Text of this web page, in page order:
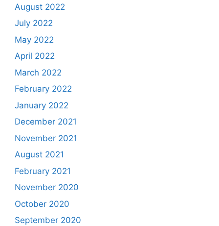
August 2022
July 2022
May 2022
April 2022
March 2022
February 2022
January 2022
December 2021
November 2021
August 2021
February 2021
November 2020
October 2020
September 2020